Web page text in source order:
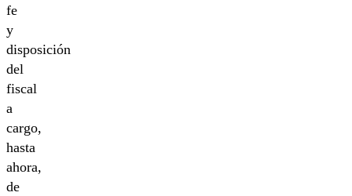
fe
y
disposición
del
fiscal
a
cargo,
hasta
ahora,
de